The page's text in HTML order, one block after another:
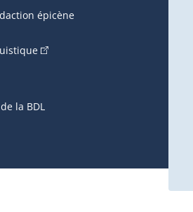
une nouvelle fenêtre.)
fenêtre.)
fenêtre.)
épicène
(Cet hyperlien externe s'ouvrira
la BDL